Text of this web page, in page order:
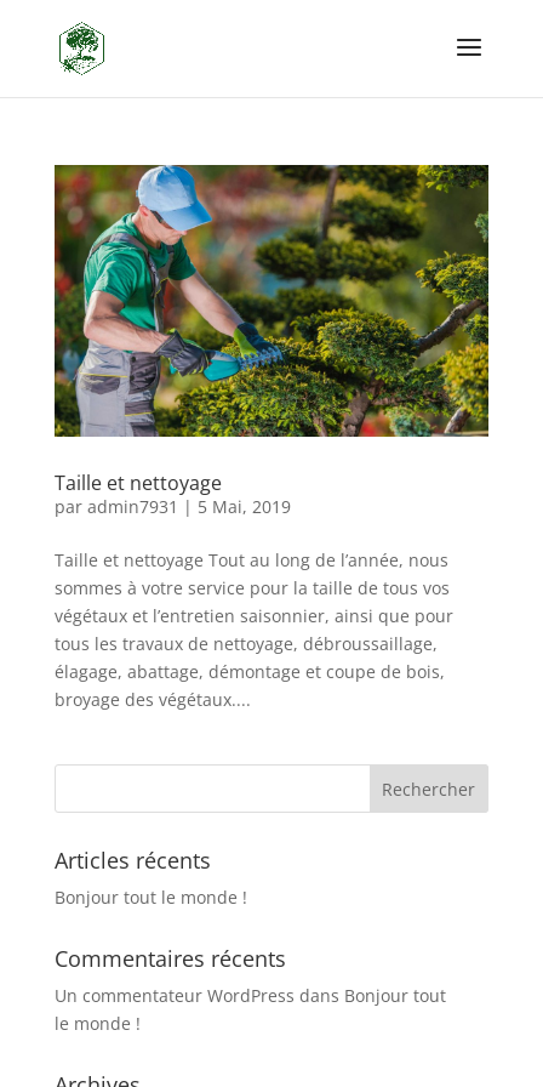
Taille et nettoyage
par admin7931 | 5 Mai, 2019
Taille et nettoyage Tout au long de l’année, nous
sommes à votre service pour la taille de tous vos
végétaux et l’entretien saisonnier, ainsi que pour
tous les travaux de nettoyage, débroussaillage,
élagage, abattage, démontage et coupe de bois,
broyage des végétaux....
Articles récents
Bonjour tout le monde !
Commentaires récents
Un commentateur WordPress dans Bonjour tout
le monde !